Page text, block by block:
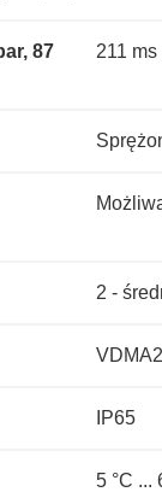
87
211 ms
2 -
IP65
5 °C ...